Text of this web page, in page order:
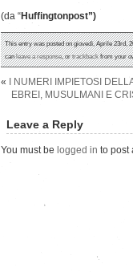
(da “Huffingtonpost”)
This entry was posted on giovedì, Aprile 23rd,
canleave a response, ortrackbackfrom your
«
I NUMERI IMPIETOSI
EBREI, MUSULMANI E
Leave a Reply
You must be logged in to post